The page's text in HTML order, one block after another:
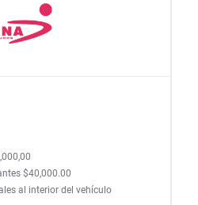
$40,000.00
al interior del vehículo